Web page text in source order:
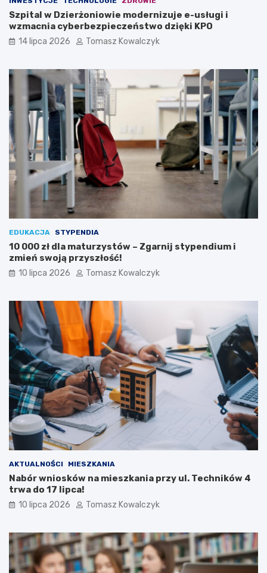
Szpital w Dzierżoniowie modernizuje e-usługi i
wzmacnia cyberbezpieczeństwo dzięki KPO
14 lipca 2026 Tomasz Kowalczyk
EDUKACJA STYPENDIA
10 000 zł dla maturzystów – Zgarnij stypendium i
zmień swoją przyszłość!
10 lipca 2026 Tomasz Kowalczyk
AKTUALNOŚCI MIESZKANIA
Nabór wniosków na mieszkania przy ul. Techników 4
trwa do 17 lipca!
10 lipca 2026 Tomasz Kowalczyk